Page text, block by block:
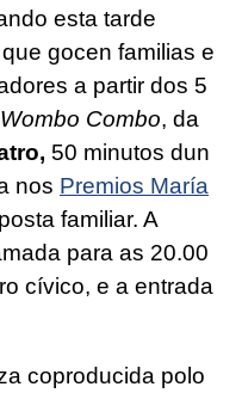
esta tarde
gocen familias e
a partir dos 5
Wombo Combo, da
50 minutos dun
nos Premios María
familiar. A
para as 20.00
cívico, e a entrada
coproducida polo